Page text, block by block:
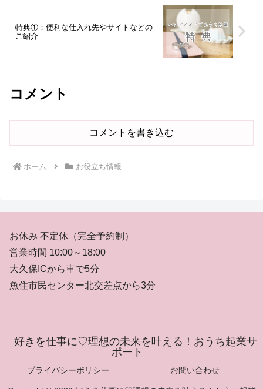
特典①：便利な仕入れ先やサイトなどの
ご紹介
コメント
コメントを書き込む
ホーム お役立ち情報
お休み 不定休（完全予約制）
営業時間 10:00～18:00
大久保ICから車で5分
魚住市民センター北交差点から3分
好きを仕事に♡理想の未来を叶える！おうち起業サ
ポート
プライバシーポリシー お問い合わせ